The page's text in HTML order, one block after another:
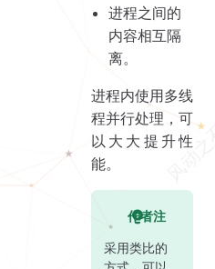
进程之间的
内容相互隔
离。
进程内使用多线
程并行处理，可
以大大提升性
能。
作者注
采用类比的